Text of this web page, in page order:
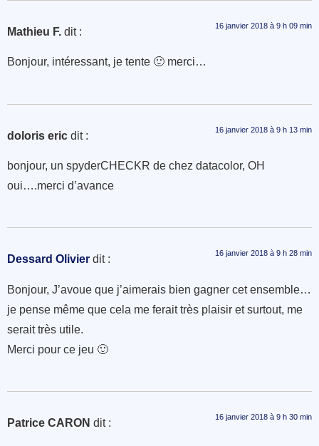
Mathieu F. dit : 16 janvier 2018 à 9 h 09 min
Bonjour, intéressant, je tente 🙂 merci…
doloris eric dit : 16 janvier 2018 à 9 h 13 min
bonjour, un spyderCHECKR de chez datacolor, OH
oui….merci d’avance
Dessard Olivier dit : 16 janvier 2018 à 9 h 28 min
Bonjour, J’avoue que j’aimerais bien gagner cet ensemble…
je pense même que cela me ferait très plaisir et surtout, me
serait très utile.
Merci pour ce jeu 🙂
Patrice CARON dit : 16 janvier 2018 à 9 h 30 min